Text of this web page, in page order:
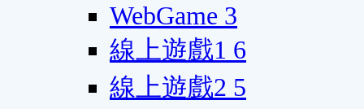
WebGame 3
線上遊戲1 6
線上遊戲2 5